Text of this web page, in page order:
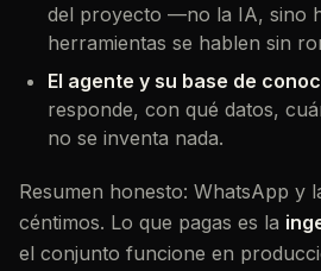
del proyecto —no la IA, sino
herramientas se hablen sin
El agente y su base de
responde, con qué datos,
no se inventa nada.
Resumen honesto: WhatsApp y
céntimos. Lo que pagas es la
el conjunto funcione en